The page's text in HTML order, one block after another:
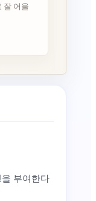
잘 어울
부여한다